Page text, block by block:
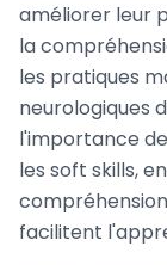
améliorer leur
la
les pratiques
neurologiques
l'importance
les soft skills,
facilitent